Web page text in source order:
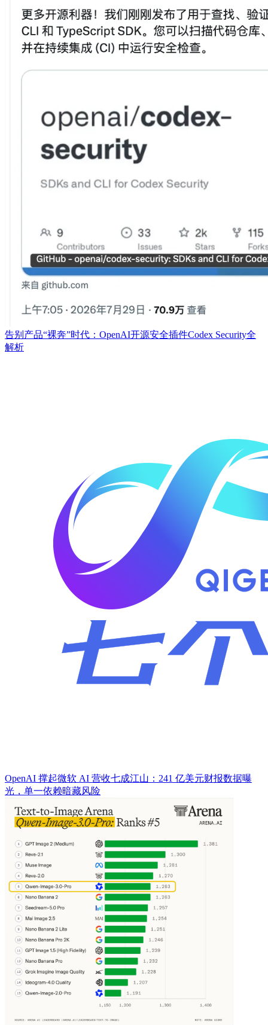
告别产品“裸奔”时代：OpenAI开源安全插件Codex Security全
解析
OpenAI 撑起微软 AI 营收七成江山：241 亿美元财报数据曝
光，单一依赖暗藏风险